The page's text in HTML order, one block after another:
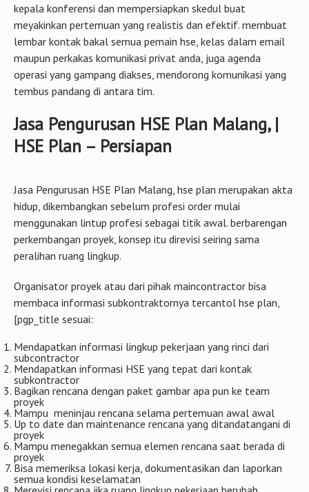
kepala konferensi dan mempersiapkan skedul buat
meyakinkan pertemuan yang realistis dan efektif. membuat
lembar kontak bakal semua pemain hse, kelas dalam email
maupun perkakas komunikasi privat anda, juga agenda
operasi yang gampang diakses, mendorong komunikasi yang
tembus pandang di antara tim.
Jasa Pengurusan HSE Plan Malang, |
HSE Plan – Persiapan
Jasa Pengurusan HSE Plan Malang, hse plan merupakan akta
hidup, dikembangkan sebelum profesi order mulai
menggunakan lintup profesi sebagai titik awal. berbarengan
perkembangan proyek, konsep itu direvisi seiring sama
peralihan ruang lingkup.
Organisator proyek atau dari pihak maincontractor bisa
membaca informasi subkontraktornya tercantol hse plan,
[pgp_title sesuai:
Mendapatkan informasi lingkup pekerjaan yang rinci dari
subcontractor
Mendapatkan informasi HSE yang tepat dari kontak
subkontractor
Bagikan rencana dengan paket gambar apa pun ke team
proyek
Mampu meninjau rencana selama pertemuan awal awal
Up to date dan maintenance rencana yang ditandatangani di
proyek
Mampu menegakkan semua elemen rencana saat berada di
proyek
Bisa memeriksa lokasi kerja, dokumentasikan dan laporkan
semua kondisi keselamatan